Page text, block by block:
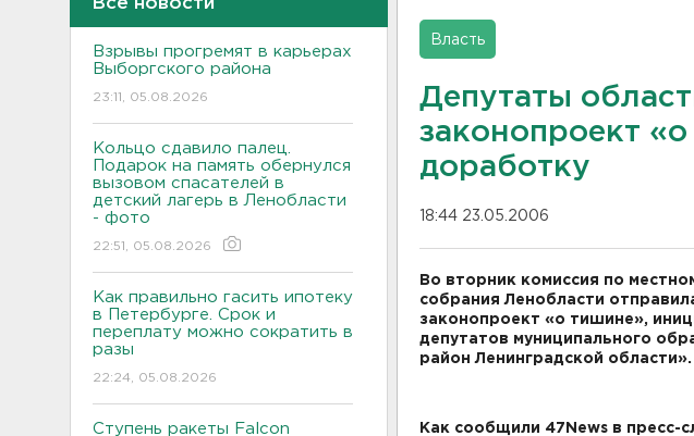
Все новости
Взрывы прогремят в карьерах
Выборгского района
23:11, 05.08.2026
Кольцо сдавило палец.
Подарок на память обернулся
вызовом спасателей в
детский лагерь в Ленобласти
- фото
22:51, 05.08.2026
Как правильно гасить ипотеку
в Петербурге. Срок и
переплату можно сократить в
разы
22:24, 05.08.2026
Ступень ракеты Falcon
Власть
Депутаты
законопроект
доработку
18:44 23.05.2006
Во вторник комиссия по
собрания Ленобласти
законопроект «о тишине»,
депутатов муниципального
район Ленинградской области».
Как сообщили 47News в пресс-